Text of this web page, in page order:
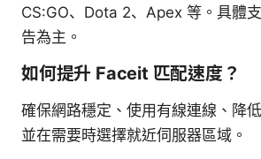
CS:GO、Dota 2、Apex 等。具體
告為主。
如何提升 Faceit 匹配速度？
確保網路穩定、使用有線連線、降
並在需要時選擇就近伺服器區域。